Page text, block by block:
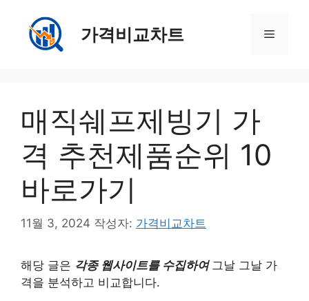
가격비교차트 메
매직쉐프제빙기 가
격 추천제품순위 10
바로가기
11월 3, 2024 작성자: 가격비교차트
해당 글은 각종 웹사이트를 수집하여 그날 그날 가
격을 분석하고 비교합니다.